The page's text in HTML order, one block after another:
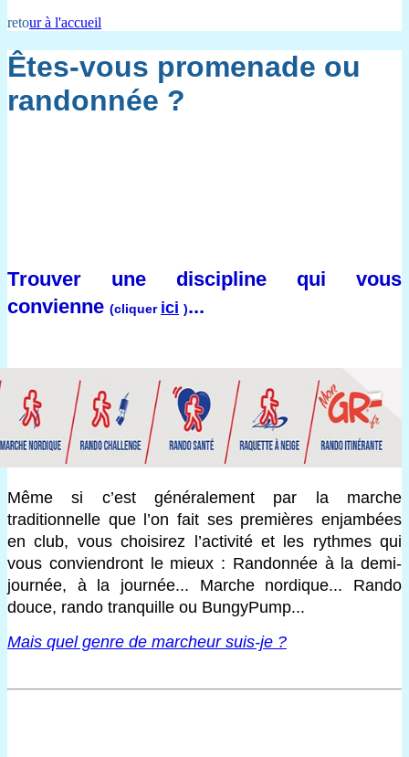
retour à l'accueil
Êtes-vous promenade ou
randonnée ?
Trouver une discipline qui vous
convienne (cliquer ici )...
Même si c’est généralement par la marche
traditionnelle que l’on fait ses premières enjambées
en club, vous choisirez l’activité et les rythmes qui
vous conviendront le mieux : Randonnée à la demi-
journée, à la journée... Marche nordique... Rando
douce, rando tranquille ou BungyPump...
Mais quel genre de marcheur suis-je ?